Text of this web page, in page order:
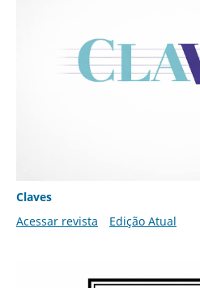
Claves
Acessar revista
Edição Atual